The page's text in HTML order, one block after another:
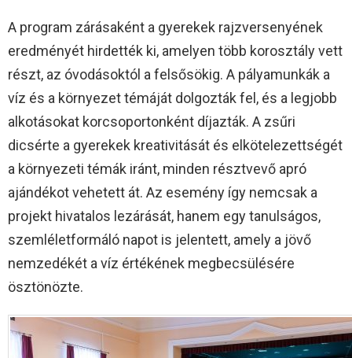
A program zárásaként a gyerekek rajzversenyének
eredményét hirdették ki, amelyen több korosztály vett
részt, az óvodásoktól a felsősökig. A pályamunkák a
víz és a környezet témáját dolgozták fel, és a legjobb
alkotásokat korcsoportonként díjazták. A zsűri
dicsérte a gyerekek kreativitását és elkötelezettségét
a környezeti témák iránt, minden résztvevő apró
ajándékot vehetett át. Az esemény így nemcsak a
projekt hivatalos lezárását, hanem egy tanulságos,
szemléletformáló napot is jelentett, amely a jövő
nemzedékét a víz értékének megbecsülésére
ösztönözte.